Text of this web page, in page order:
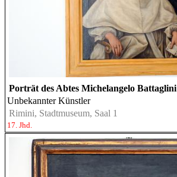
Porträt des Abtes Michelangelo Battaglini
Unbekannter Künstler
Rimini, Stadtmuseum, Saal 1
17. Jhd.